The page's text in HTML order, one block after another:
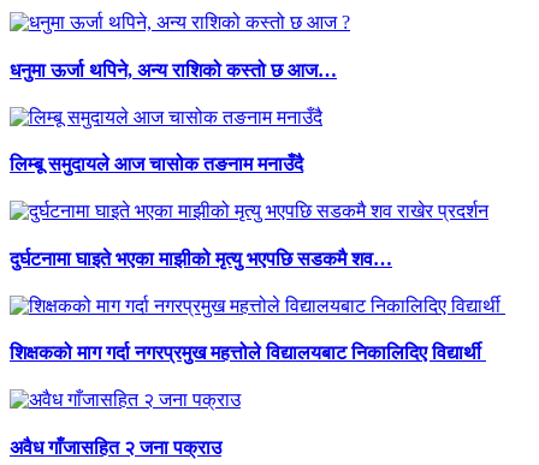
धनुमा ऊर्जा थपिने, अन्य राशिको कस्तो छ आज…
लिम्बू समुदायले आज चासोक तङनाम मनाउँदै
दुर्घटनामा घाइते भएका माझीको मृत्यु भएपछि सडकमै शव…
शिक्षकको माग गर्दा नगरप्रमुख महत्तोले विद्यालयबाट निकालिदिए विद्यार्थी
अवैध गाँजासहित २ जना पक्राउ